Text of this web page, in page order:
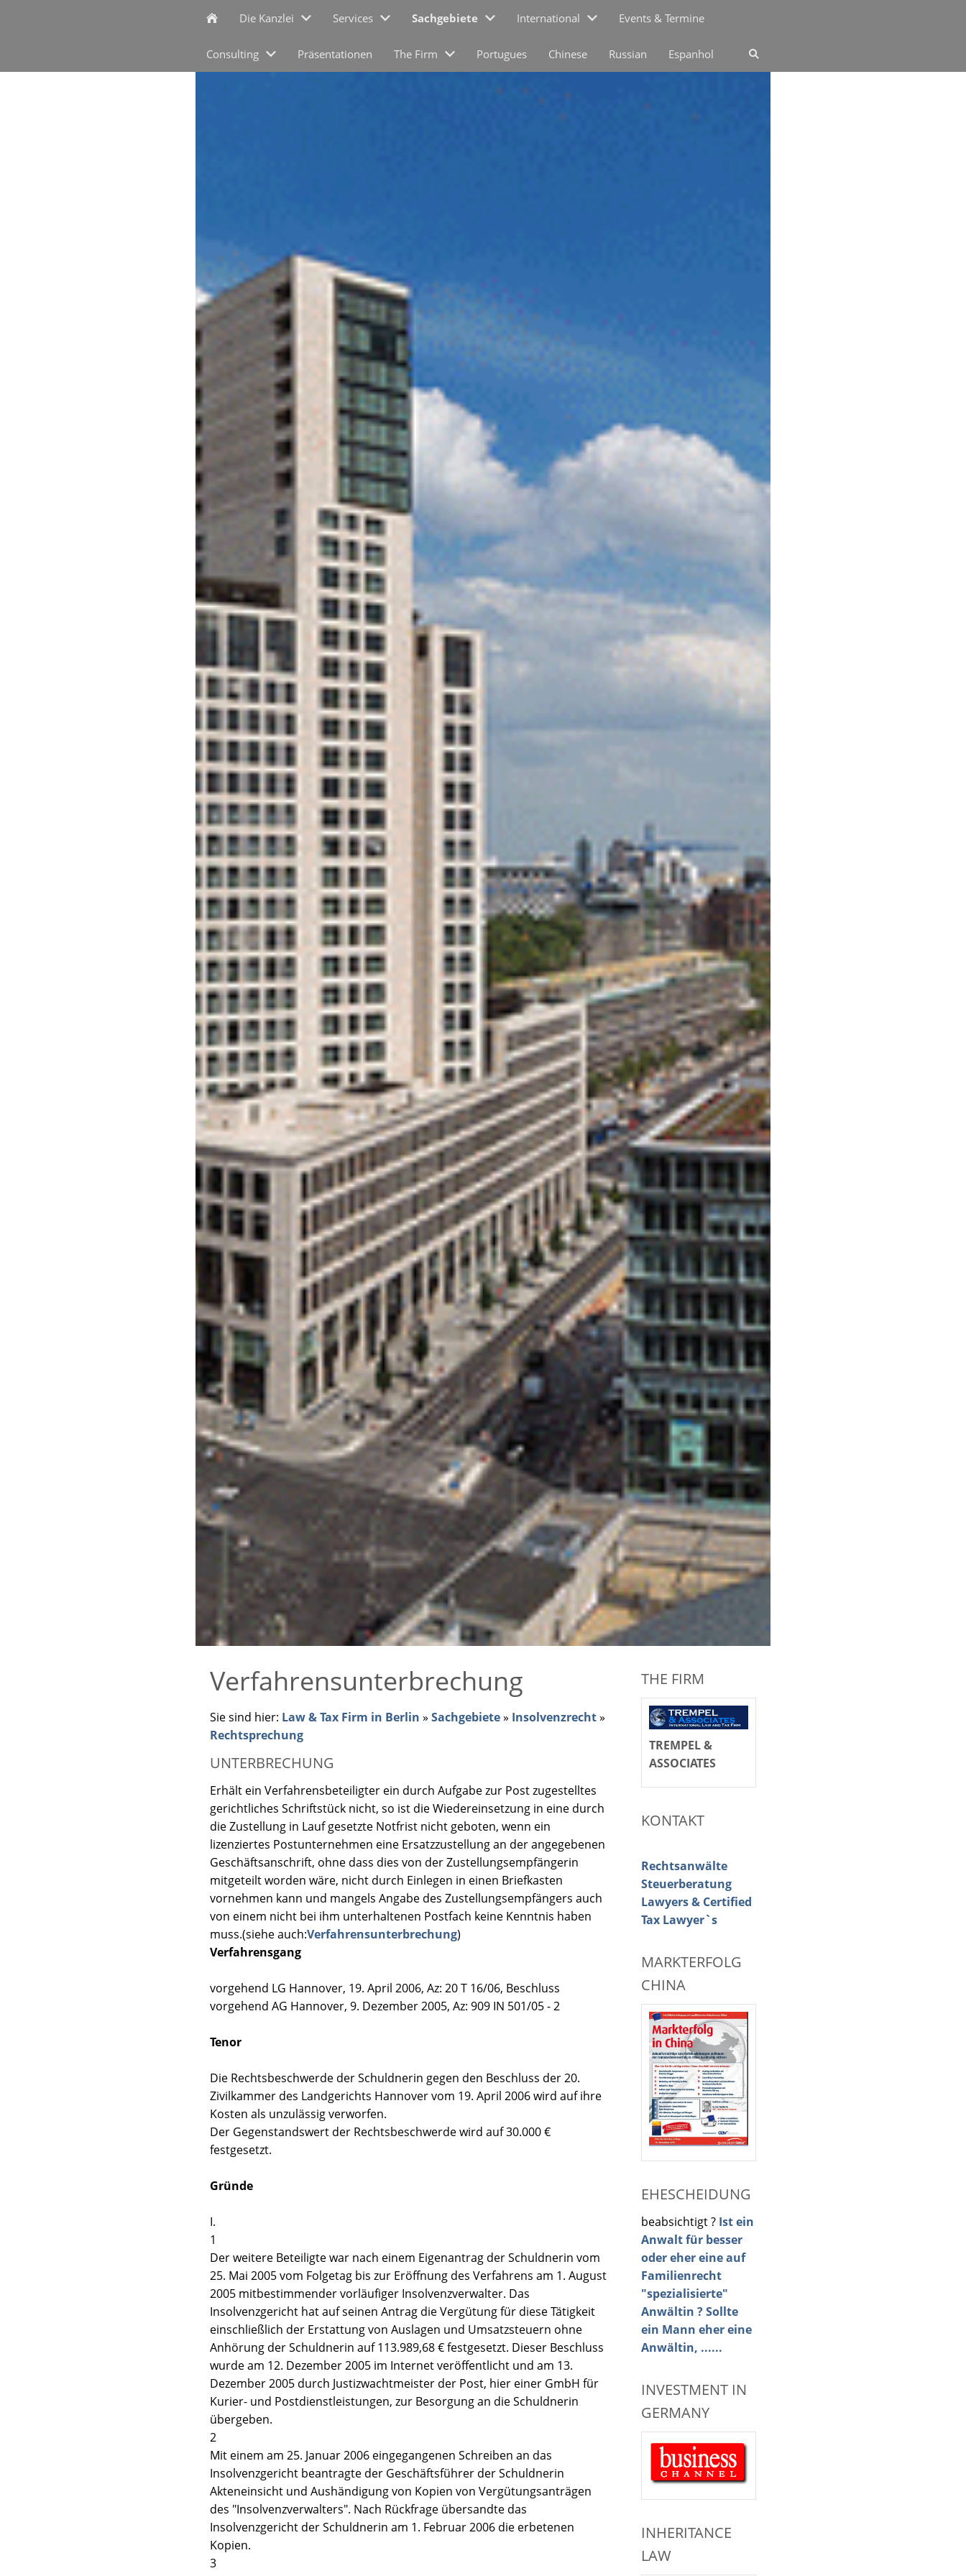
Die Kanzlei Services Sachgebiete International Events & Termine
Consulting Präsentationen The Firm Portugues Chinese Russian Espanhol
Verfahrensunterbrechung
Sie sind hier: Law & Tax Firm in Berlin » Sachgebiete» Insolvenzrecht»
Rechtsprechung
UNTERBRECHUNG
Erhält ein Verfahrensbeteiligter ein durch Aufgabe zur Post zugestelltes
gerichtliches Schriftstück nicht, so ist die Wiedereinsetzung in eine durch
die Zustellung in Lauf gesetzte Notfrist nicht geboten, wenn ein
lizenziertes Postunternehmen eine Ersatzzustellung an der angegebenen
Geschäftsanschrift, ohne dass dies von der Zustellungsempfängerin
mitgeteilt worden wäre, nicht durch Einlegen in einen Briefkasten
vornehmen kann und mangels Angabe des Zustellungsempfängers auch
von einem nicht bei ihm unterhaltenen Postfach keine Kenntnis haben
muss.(siehe auch:Verfahrensunterbrechung)
Verfahrensgang
vorgehend LG Hannover, 19. April 2006, Az: 20 T 16/06, Beschluss
vorgehend AG Hannover, 9. Dezember 2005, Az: 909 IN 501/05 - 2
Tenor
Die Rechtsbeschwerde der Schuldnerin gegen den Beschluss der 20.
Zivilkammer des Landgerichts Hannover vom 19. April 2006 wird auf ihre
Kosten als unzulässig verworfen.
Der Gegenstandswert der Rechtsbeschwerde wird auf 30.000 €
festgesetzt.
Gründe
I.
1
Der weitere Beteiligte war nach einem Eigenantrag der Schuldnerin vom
25. Mai 2005 vom Folgetag bis zur Eröffnung des Verfahrens am 1. August
2005 mitbestimmender vorläufiger Insolvenzverwalter. Das
Insolvenzgericht hat auf seinen Antrag die Vergütung für diese Tätigkeit
einschließlich der Erstattung von Auslagen und Umsatzsteuern ohne
Anhörung der Schuldnerin auf 113.989,68 € festgesetzt. Dieser Beschluss
wurde am 12. Dezember 2005 im Internet veröffentlicht und am 13.
Dezember 2005 durch Justizwachtmeister der Post, hier einer GmbH für
Kurier- und Postdienstleistungen, zur Besorgung an die Schuldnerin
übergeben.
2
Mit einem am 25. Januar 2006 eingegangenen Schreiben an das
Insolvenzgericht beantragte der Geschäftsführer der Schuldnerin
Akteneinsicht und Aushändigung von Kopien von Vergütungsanträgen
des "Insolvenzverwalters". Nach Rückfrage übersandte das
Insolvenzgericht der Schuldnerin am 1. Februar 2006 die erbetenen
Kopien.
3
THE FIRM
TREMPEL &
ASSOCIATES
KONTAKT
Rechtsanwälte
Steuerberatung
Lawyers & Certified
Tax Lawyer`s
MARKTERFOLG
CHINA
EHESCHEIDUNG
beabsichtigt ? Ist ein
Anwalt für besser
oder eher eine auf
Familienrecht
"spezialisierte"
Anwältin ? Sollte
ein Mann eher eine
Anwältin, ......
INVESTMENT IN
GERMANY
INHERITANCE
LAW